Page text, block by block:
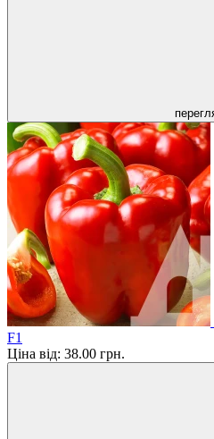
F1
Ціна від: 38.00 грн.